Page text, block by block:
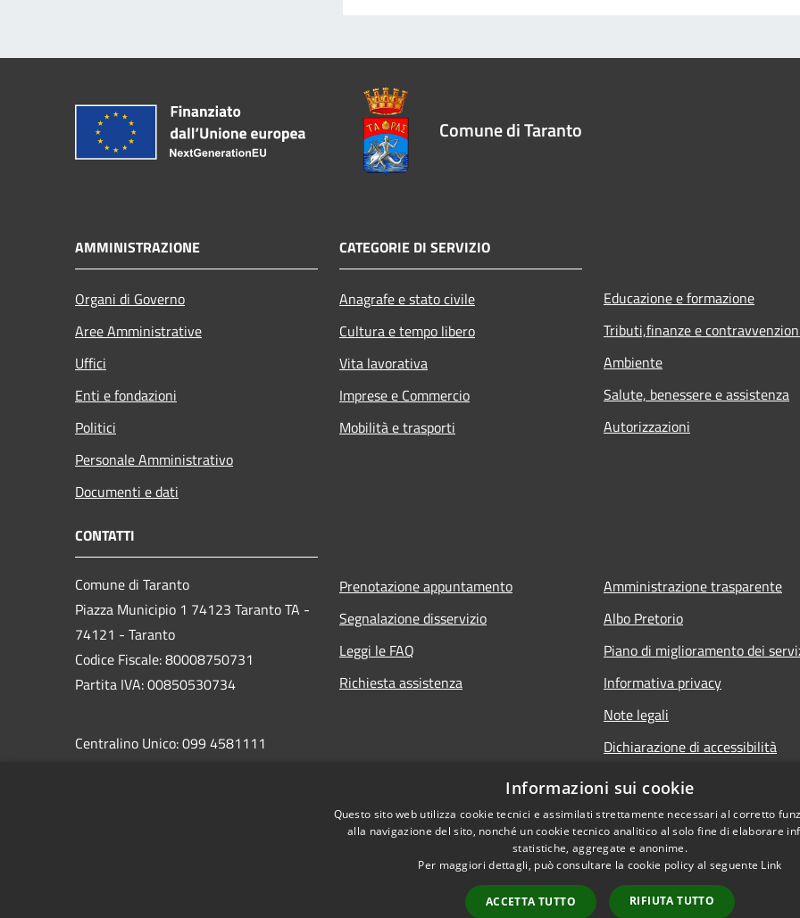
Comune di Taranto
AMMINISTRAZIONE
Organi di Governo
Aree Amministrative
Uffici
Enti e fondazioni
Politici
Personale Amministrativo
Documenti e dati
CATEGORIE DI SERVIZIO
Anagrafe e stato civile
Cultura e tempo libero
Vita lavorativa
Imprese e Commercio
Mobilità e trasporti
Educazione e formazione
Tributi,finanze e
Ambiente
Salute, benessere e assistenza
Autorizzazioni
CONTATTI
Comune di Taranto
Piazza Municipio 1 74123 Taranto TA -
74121 - Taranto
Codice Fiscale: 80008750731
Partita IVA: 00850530734
Centralino Unico: 099 4581111
protocollo.comunetaranto@pec.rupar.puglia.it
Prenotazione appuntamento
Segnalazione disservizio
Leggi le FAQ
Richiesta assistenza
Amministrazione trasparente
Albo Pretorio
Piano di miglioramento dei
Informativa privacy
Note legali
Dichiarazione di accessibilità
Informativa sulla
Copyright © 2026 •
Informazioni sui cookie
Questo sito web utilizza cookie tecnici e assimilati strettamente necessari al corretto
alla navigazione del sito, nonché un cookie tecnico analitico al solo fine di elaborare
statistiche, aggregate e anonime.
Per maggiori dettagli, può consultare la cookie policy al seguente Link
ACCETTA TUTTO RIFIUTA TUTTO